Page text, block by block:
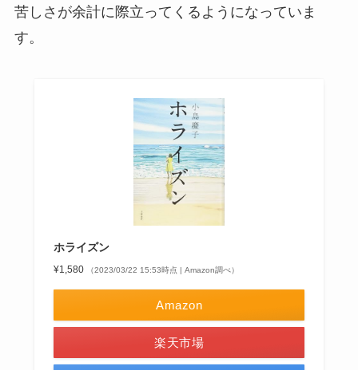
苦しさが余計に際立ってくるようになっていま
す。
ホライズン
¥1,580 （2023/03/22 15:53時点 | Amazon調べ）
Amazon
楽天市場